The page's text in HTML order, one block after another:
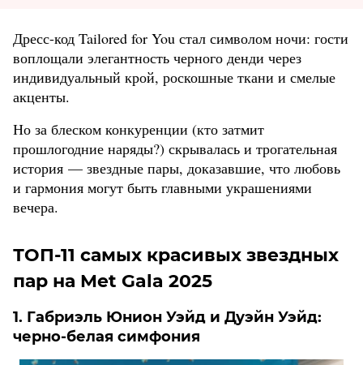
Дресс-код Tailored for You стал символом ночи: гости
воплощали элегантность черного денди через
индивидуальный крой, роскошные ткани и смелые
акценты.
Но за блеском конкуренции (кто затмит
прошлогодние наряды?) скрывалась и трогательная
история — звездные пары, доказавшие, что любовь
и гармония могут быть главными украшениями
вечера.
ТОП-11 самых красивых звездных
пар на Met Gala 2025
1. Габриэль Юнион Уэйд и Дуэйн Уэйд:
черно-белая симфония